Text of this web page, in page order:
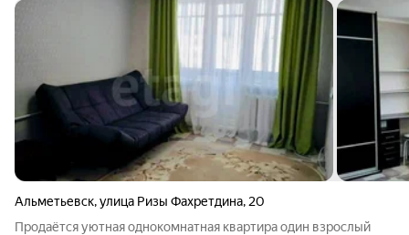
Альметьевск,улица Ризы Фахретдина, 20
Продаётся уютная однокомнатная квартира один взрослый